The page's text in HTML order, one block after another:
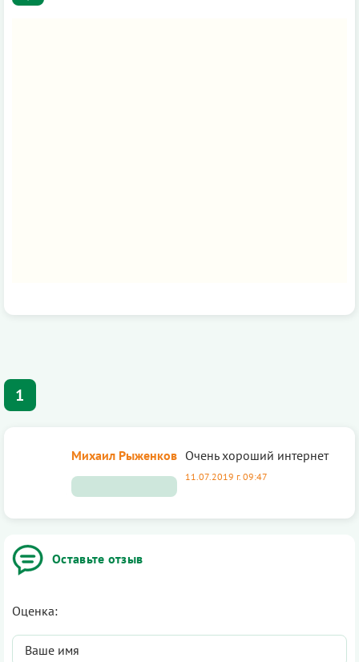
1
Оставьте отзыв
Оценка:
Михаил Рыженков Очень хороший интернет
11.07.2019 г. 09:47